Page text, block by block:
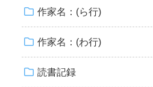
作家名：(ら行)
作家名：(わ行)
読書記録